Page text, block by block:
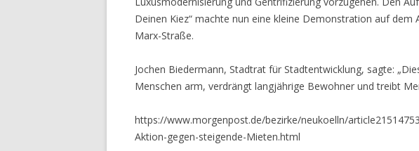
Deinen Kiez“ machte nun eine kleine Demonstration auf dem
Marx-Straße.
Jochen Biedermann, Stadtrat für Stadtentwicklung, sagte:
Menschen arm, verdrängt langjährige Bewohner und treibt
https://www.morgenpost.de/bezirke/neukoelln/
Aktion-gegen-steigende-Mieten.html